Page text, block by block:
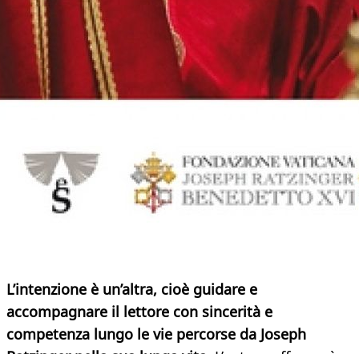
L’intenzione è un’altra, cioè guidare e
accompagnare il lettore con sincerità e
competenza lungo le vie percorse da Joseph